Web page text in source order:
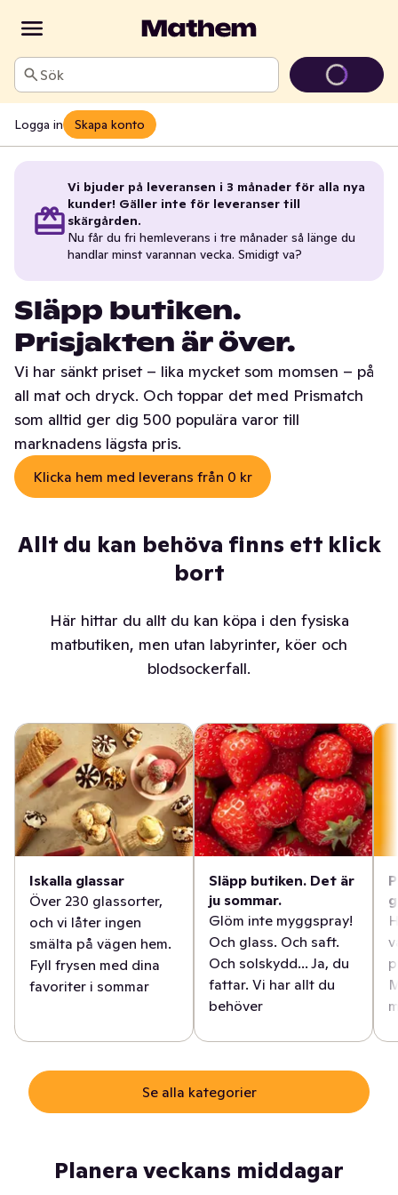
Sök
Logga in Skapa konto
Vi bjuder på leveransen i 3 månader för alla nya
kunder! Gäller inte för leveranser till
skärgården.
Nu får du fri hemleverans i tre månader så länge du
handlar minst varannan vecka. Smidigt va?
Släpp butiken.
Prisjakten är över.
Vi har sänkt priset – lika mycket som momsen – på
all mat och dryck. Och toppar det med Prismatch
som alltid ger dig 500 populära varor till
marknadens lägsta pris.
Klicka hem med leverans från 0 kr
Allt du kan behöva finns ett klick
bort
Här hittar du allt du kan köpa i den fysiska
matbutiken, men utan labyrinter, köer och
blodsockerfall.
Iskalla glassar
Över 230 glassorter,
och vi låter ingen
smälta på vägen hem.
Fyll frysen med dina
favoriter i sommar
Släpp butiken. Det är
ju sommar.
Glöm inte myggspray!
Och glass. Och saft.
Och solskydd... Ja, du
fattar. Vi har allt du
behöver
Se alla kategorier
Planera veckans middagar